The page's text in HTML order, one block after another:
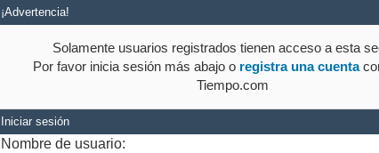
¡Advertencia!
Solamente usuarios registrados tienen acceso a esta
Por favor inicia sesión más abajo o registra una cuenta
Tiempo.com
Iniciar sesión
Nombre de usuario: